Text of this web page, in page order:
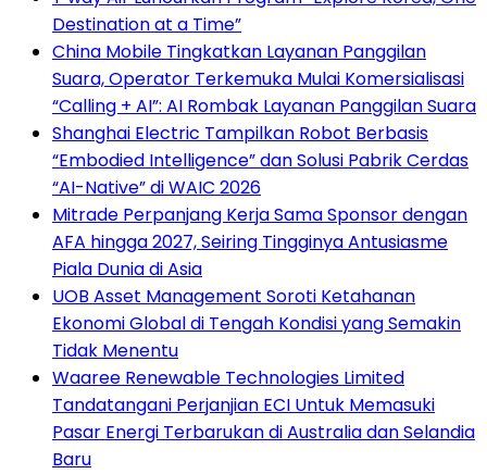
Destination at a Time”
China Mobile Tingkatkan Layanan Panggilan
Suara, Operator Terkemuka Mulai Komersialisasi
“Calling + AI”: AI Rombak Layanan Panggilan Suara
Shanghai Electric Tampilkan Robot Berbasis
“Embodied Intelligence” dan Solusi Pabrik Cerdas
“AI-Native” di WAIC 2026
Mitrade Perpanjang Kerja Sama Sponsor dengan
AFA hingga 2027, Seiring Tingginya Antusiasme
Piala Dunia di Asia
UOB Asset Management Soroti Ketahanan
Ekonomi Global di Tengah Kondisi yang Semakin
Tidak Menentu
Waaree Renewable Technologies Limited
Tandatangani Perjanjian ECI Untuk Memasuki
Pasar Energi Terbarukan di Australia dan Selandia
Baru